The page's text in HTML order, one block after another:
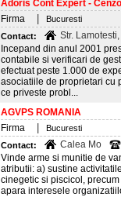
Adoris Cont Expert -
Firma
Bucuresti
Contact:
Str.
Incepand din anul 2001
contabile si verificari de
efectuat peste 1.000 de
asociatiile de proprietari cu
ce priveste probl...
AGVPS ROMANIA
Firma
Bucuresti
Contact:
Calea Mo
Vinde arme si munitie de
atributii: a) sustine
cinegetic si piscicol,
apara interesele